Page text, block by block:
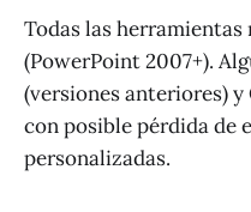
Todas las herramientas
(PowerPoint 2007+).
(versiones anteriores)
con posible pérdida de
personalizadas.